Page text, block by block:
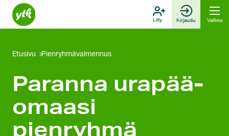
Hyppää
sisältöön
Liity Kirjaudu Valikko
Etusivu Pienryhmävalmennus
Paranna urapää­
omaasi
pienryhmä